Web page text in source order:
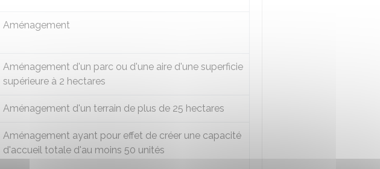
Aménagement
Aménagement d'un parc ou d'une aire d'une superficie
supérieure à 2 hectares
Aménagement d'un terrain de plus de 25 hectares
Aménagement ayant pour effet de créer une capacité
d'accueil totale d'au moins 50 unités